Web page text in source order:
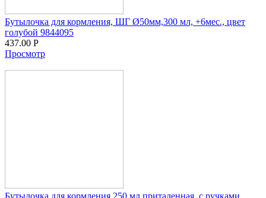
Бутылочка для кормления, ШГ Ø50мм,300 мл, +6мес., цвет
голубой 9844095
437.00 Р
Просмотр
Бутылочка для кормления 250 мл приталенная, с ручками,